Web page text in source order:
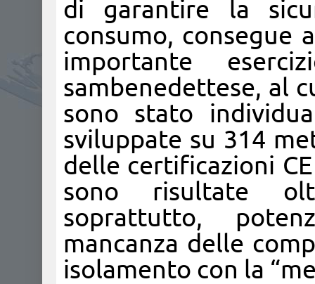
di garantire la
consumo,
importante
sambenedettese, al
sono stato
sviluppate su 314
delle certificazioni
sono risultate
soprattutto,
mancanza delle
isolamento con la